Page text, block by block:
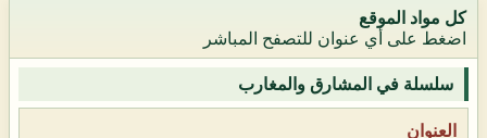
كل مواد الموقع
اضغط على أي عنوان للتصفح المباشر
سلسلة في المشارق والمغارب